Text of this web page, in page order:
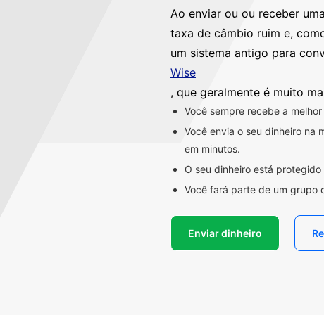
Ao enviar ou ou receber
taxa de câmbio ruim e,
um sistema antigo para
Wise
, que geralmente é muito
Você sempre recebe a
Você envia o seu dinheiro na
em minutos.
O seu dinheiro está
Você fará parte de um grupo
Enviar dinheiro